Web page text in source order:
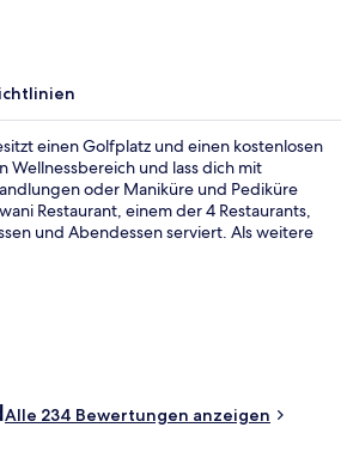
einen Golfplatz und einen kostenlosen
Wellnessbereich und lass dich mit
oder Maniküre und Pediküre
Restaurant, einem der 4 Restaurants,
und Abendessen serviert. Als weitere
Alle 234 Bewertungen anzeigen